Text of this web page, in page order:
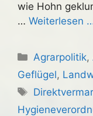
wie Hohn
… Weiterlesen
Kategorien
Agrarpolitik,
Geflügel,